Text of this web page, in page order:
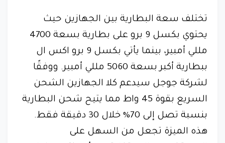
تختلف سعة البطارية بين الجهازين حيث
يحتوي بكسل 9 برو على بطارية بسعة 4700
مللي أمبير، بينما يأتي بكسل 9 برو اكس ال
ببطارية أكبر بسعة 5060 مللي أمبير. ووفقًا
لشركة جوجل سيدعم كلا الجهازين الشحن
السريع بقوة 45 واط مما يتيح شحن البطارية
بنسبة تصل إلى 70% خلال 30 دقيقة فقط.
هذه الميزة تجعل من السهل على